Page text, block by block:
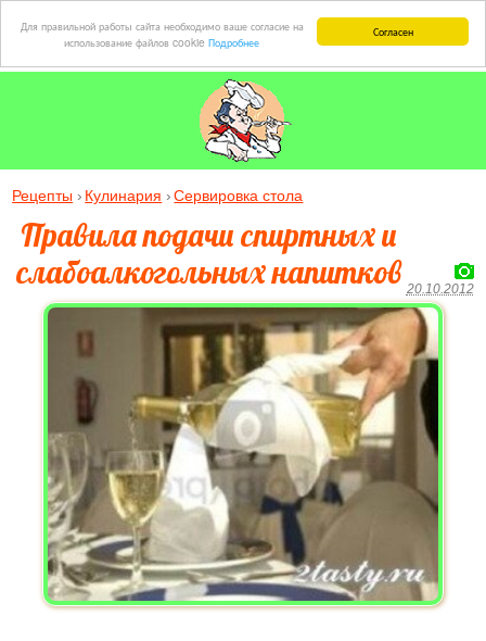
Согласен
Для правильной работы сайта необходимо ваше согласие на
использование файлов cookie Подробнее
Рецепты Кулинария Сервировка стола
Правила подачи спиртных и
слабоалкогольных напитков 20.10.2012